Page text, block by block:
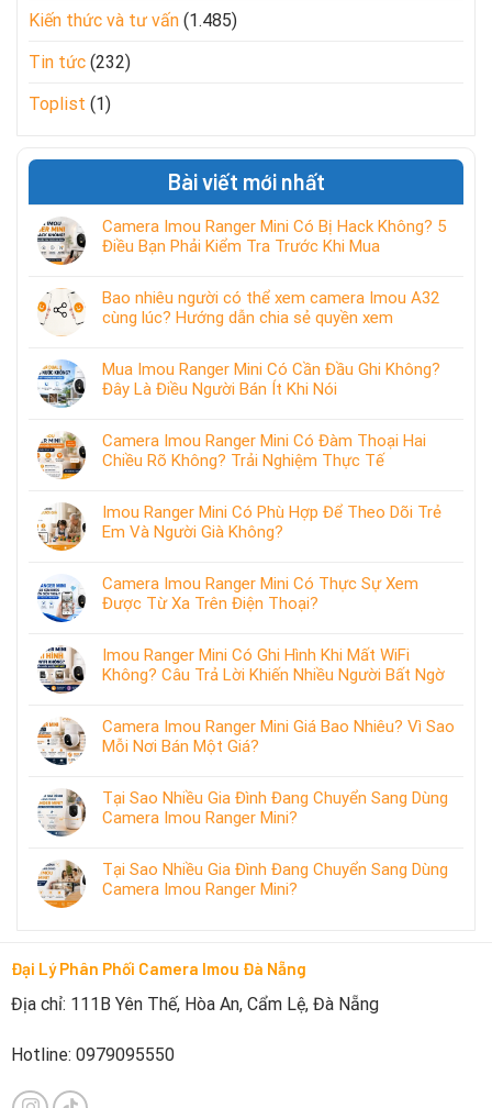
Kiến thức và tư vấn (1.485)
Tin tức (232)
Toplist (1)
Bài viết mới nhất
Camera Imou Ranger Mini Có Bị Hack Không? 5
Điều Bạn Phải Kiểm Tra Trước Khi Mua
Bao nhiêu người có thể xem camera Imou A32
cùng lúc? Hướng dẫn chia sẻ quyền xem
Mua Imou Ranger Mini Có Cần Đầu Ghi Không?
Đây Là Điều Người Bán Ít Khi Nói
Camera Imou Ranger Mini Có Đàm Thoại Hai
Chiều Rõ Không? Trải Nghiệm Thực Tế
Imou Ranger Mini Có Phù Hợp Để Theo Dõi Trẻ
Em Và Người Già Không?
Camera Imou Ranger Mini Có Thực Sự Xem
Được Từ Xa Trên Điện Thoại?
Imou Ranger Mini Có Ghi Hình Khi Mất WiFi
Không? Câu Trả Lời Khiến Nhiều Người Bất Ngờ
Camera Imou Ranger Mini Giá Bao Nhiêu? Vì Sao
Mỗi Nơi Bán Một Giá?
Tại Sao Nhiều Gia Đình Đang Chuyển Sang Dùng
Camera Imou Ranger Mini?
Tại Sao Nhiều Gia Đình Đang Chuyển Sang Dùng
Camera Imou Ranger Mini?
Đại Lý Phân Phối Camera Imou Đà Nẵng
Địa chỉ: 111B Yên Thế, Hòa An, Cẩm Lệ, Đà Nẵng
Hotline: 0979095550